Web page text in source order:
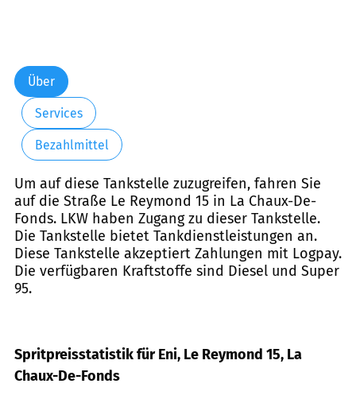
Über
Services
Bezahlmittel
Um auf diese Tankstelle zuzugreifen, fahren Sie
auf die Straße Le Reymond 15 in La Chaux-De-
Fonds. LKW haben Zugang zu dieser Tankstelle.
Die Tankstelle bietet Tankdienstleistungen an.
Diese Tankstelle akzeptiert Zahlungen mit Logpay.
Die verfügbaren Kraftstoffe sind Diesel und Super
95.
Spritpreisstatistik für Eni, Le Reymond 15, La
Chaux-De-Fonds